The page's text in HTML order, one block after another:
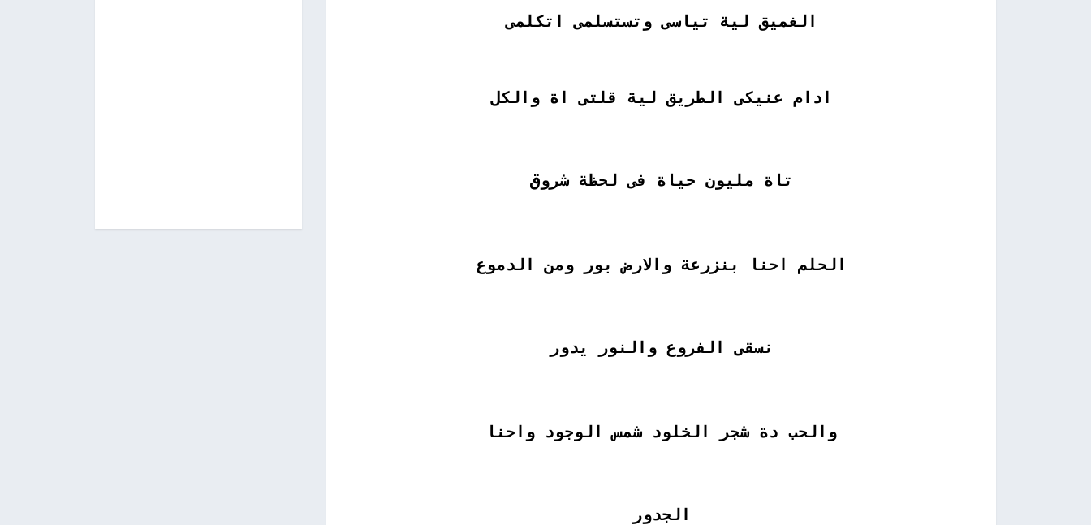
الغميق لية تياسى وتستسلمى اتكلمى
ادام عنيكى الطريق لية قلتى اة والكل
تاة مليون حياة فى لحظة شروق
الحلم احنا بنزرعة والارض بور ومن الدموع
نسقى الفروع والنور يدور
والحب دة شجر الخلود شمس الوجود واحنا
الجدور